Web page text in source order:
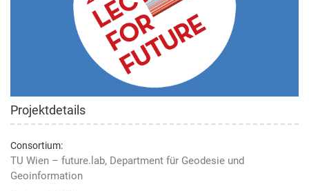
Projektdetails
Consortium:
TU Wien – future.lab, Department für Geodesie und
Geoinformation